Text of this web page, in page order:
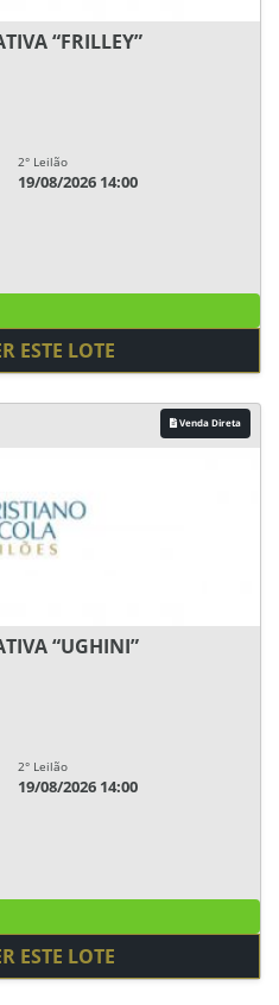
“FRILLEY”
2° Leilão
19/08/2026 14:00
ESTE LOTE
Venda Direta
“UGHINI”
2° Leilão
19/08/2026 14:00
ESTE LOTE